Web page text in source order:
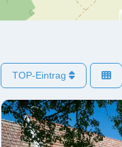
TOP-Eintrag